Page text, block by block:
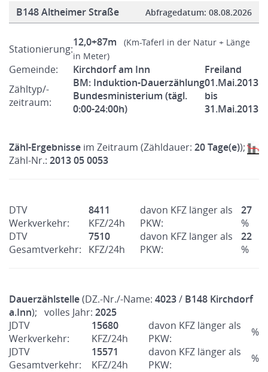
B148 Altheimer Straße Abfragedatum: 08.08.2026
Stationierung:
12,0+87m
(Km-Taferl in der Natur + Länge
in Meter)
Gemeinde: Kirchdorf am Inn
Freiland
Zähltyp/-
zeitraum:
BM: Induktion-Dauerzählung
Bundesministerium (tägl.
0:00-24:00h)
01.Mai.2013
bis
31.Mai.2013
Zähl-Ergebnisse im Zeitraum (Zähldauer: 20 Tage(e));
Zähl-Nr.: 2013 05 0053
DTV
Werkverkehr:
8411
KFZ/24h
davon KFZ länger als
PKW:
27
%
DTV
Gesamtverkehr:
7510
KFZ/24h
davon KFZ länger als
PKW:
22
%
Dauerzählstelle(DZ.-Nr./-Name: 4023/ B148 Kirchdorf
a.Inn); volles Jahr: 2025
JDTV
Werkverkehr:
15680
KFZ/24h
davon KFZ länger als
PKW:
%
JDTV
Gesamtverkehr:
15571
KFZ/24h
davon KFZ länger als
PKW:
%